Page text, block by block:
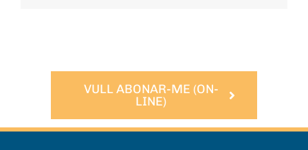
VULL ABONAR-ME (ON-
LINE)